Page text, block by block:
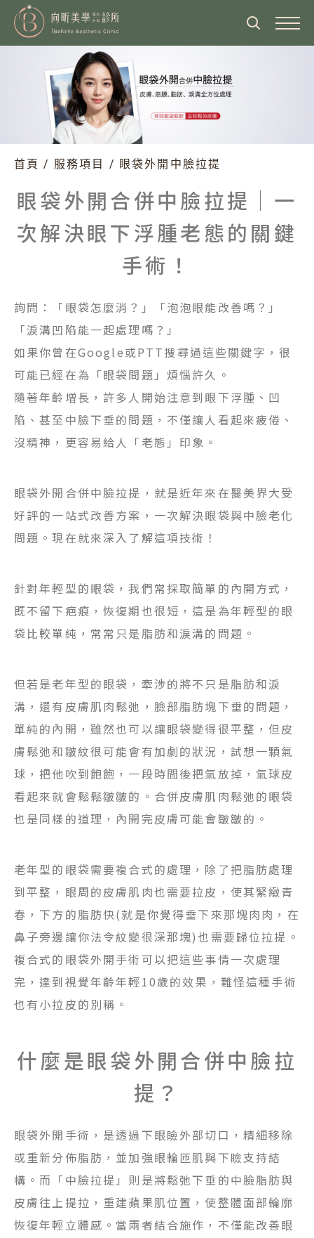
關於向昕
醫師介紹
診所介紹
交通方式
鄰近飯店住宿
隆乳術前檢查院所
服務項目
眼部整形
臉部整形、抗老化拉提
胸部整形
音波/電波/雷射/微整注射
隆乳材質介紹
女性私密處
產後全方位修復
改良式微創痔瘡
美麗見證
美麗分享
熱門影音
首頁 / 服務項目 / 眼袋外開中臉拉提
眼袋外開合併中臉拉提｜一
次解決眼下浮腫老態的關鍵
手術！
詢問：「眼袋怎麼消？」「泡泡眼能改善嗎？」
「淚溝凹陷能一起處理嗎？」
如果你曾在Google或PTT搜尋過這些關鍵字，很
可能已經在為「眼袋問題」煩惱許久。
隨著年齡增長，許多人開始注意到眼下浮腫、凹
陷、甚至中臉下垂的問題，不僅讓人看起來疲倦、
沒精神，更容易給人「老態」印象。
眼袋外開合併中臉拉提，就是近年來在醫美界大受
好評的一站式改善方案，一次解決眼袋與中臉老化
問題。現在就來深入了解這項技術！
針對年輕型的眼袋，我們常採取簡單的內開方式，
既不留下疤痕，恢復期也很短，這是為年輕型的眼
袋比較單純，常常只是脂肪和淚溝的問題。
但若是老年型的眼袋，牽涉的將不只是脂肪和淚
溝，還有皮膚肌肉鬆弛，臉部脂肪塊下垂的問題，
單純的內開，雖然也可以讓眼袋變得很平整，但皮
膚鬆弛和皺紋很可能會有加劇的狀況，試想一顆氣
球，把他吹到飽飽，一段時間後把氣放掉，氣球皮
看起來就會鬆鬆皺皺的。合併皮膚肌肉鬆弛的眼袋
也是同樣的道理，內開完皮膚可能會皺皺的。
老年型的眼袋需要複合式的處理，除了把脂肪處理
到平整，眼周的皮膚肌肉也需要拉皮，使其緊緻青
春，下方的脂肪快(就是你覺得垂下來那塊肉肉，在
鼻子旁邊讓你法令紋變很深那塊)也需要歸位拉提。
複合式的眼袋外開手術可以把這些事情一次處理
完，達到視覺年齡年輕10歲的效果，難怪這種手術
也有小拉皮的別稱。
什麼是眼袋外開合併中臉拉
提？
眼袋外開手術，是透過下眼瞼外部切口，精細移除
或重新分佈脂肪，並加強眼輪匝肌與下瞼支持結
構。而「中臉拉提」則是將鬆弛下垂的中臉脂肪與
皮膚往上提拉，重建蘋果肌位置，使整體面部輪廓
恢復年輕立體感。當兩者結合施作，不僅能改善眼